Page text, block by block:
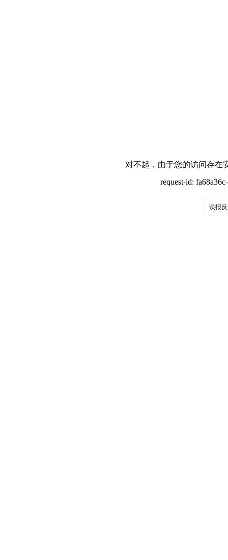
对不起，由于您的访问存在
request-id:
误报